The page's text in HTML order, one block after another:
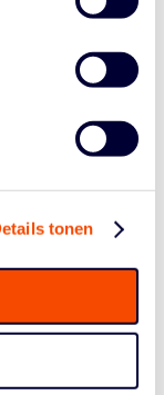
tonen
in
van 9 en
het weekend
dan ook) nog
van het
mag
later